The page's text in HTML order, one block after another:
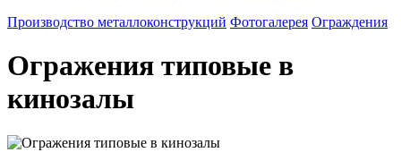
Производство металлоконструкций Фотогалерея Ограждения
Огражения типовые в
кинозалы